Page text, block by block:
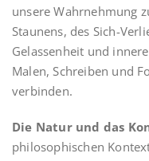
unsere Wahrnehmung
Staunens, des Sich-
Gelassenheit und
Malen, Schreiben und
verbinden.
Die Natur und das
philosophischen